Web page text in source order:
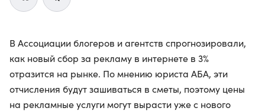
В Ассоциации блогеров и агентств спрогнозировали,
как новый сбор за рекламу в интернете в 3%
отразится на рынке. По мнению юриста АБА, эти
отчисления будут зашиваться в сметы, поэтому цены
на рекламные услуги могут вырасти уже с нового